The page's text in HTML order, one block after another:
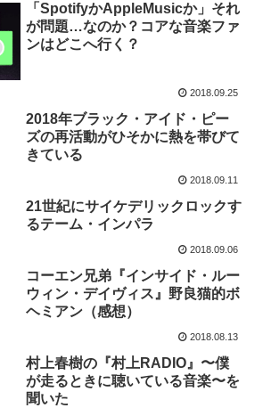
「SpotifyかAppleMusicか」それ
が問題…なのか？コアな音楽ファ
ンはどこへ行く？
2018.09.25
2018年ブラック・アイド・ピー
ズの再活動がひそかに熱を帯びて
きている
2018.09.11
21世紀にサイケデリックロックす
るテーム・インパラ
2018.09.06
コーエン兄弟『インサイド・ルー
ウィン・デイヴィス』野良猫的ボ
ヘミアン（感想）
2018.08.13
村上春樹の『村上RADIO』〜僕
が走るときに聴いている音楽〜を
聞いた